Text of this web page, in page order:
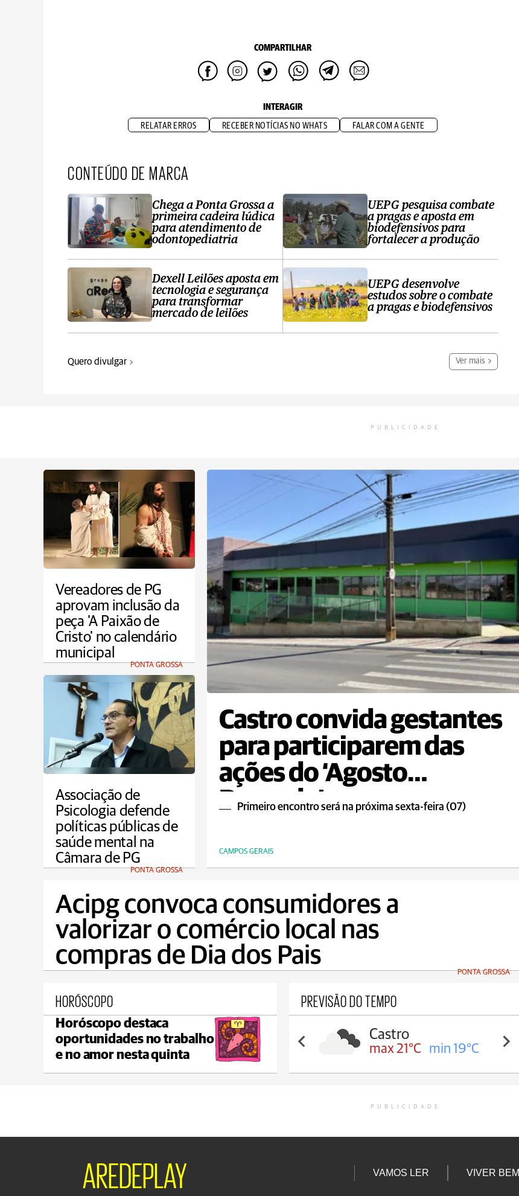
COMPARTILHAR
INTERAGIR
RELATAR ERROS RECEBER NOTÍCIAS NO WHATS FALAR COM A GENTE
CONTEÚDO DE MARCA
Chega a Ponta Grossa a
primeira cadeira lúdica
para atendimento de
odontopediatria
Dexell Leilões aposta em
tecnologia e segurança
para transformar
mercado de leilões
UEPG pesquisa combate
a pragas e aposta em
biodefensivos para
fortalecer a produção
UEPG desenvolve
estudos sobre o combate
a pragas e biodefensivos
Quero divulgar Ver mais
PUBLICIDADE
Vereadores de PG
aprovam inclusão da
peça 'A Paixão de
Cristo' no calendário
municipal
PONTA GROSSA
Castro convida gestantes
para participarem das
ações do ‘Agosto
Dourado’
Primeiro encontro será na próxima sexta-feira (07)
CAMPOS GERAIS
Associação de
Psicologia defende
políticas públicas de
saúde mental na
Câmara de PG
PONTA GROSSA
Acipg convoca consumidores a
valorizar o comércio local nas
compras de Dia dos Pais
PONTA GROSSA
HORÓSCOPO
Horóscopo destaca
oportunidades no trabalho
e no amor nesta quinta
PREVISÃO DO TEMPO
Grossa
min 17°C
Castro
max 21°C min 19°C
Carambeí
max 21°C
PUBLICIDADE
AREDEPLAY VAMOS LER VIVER BEM